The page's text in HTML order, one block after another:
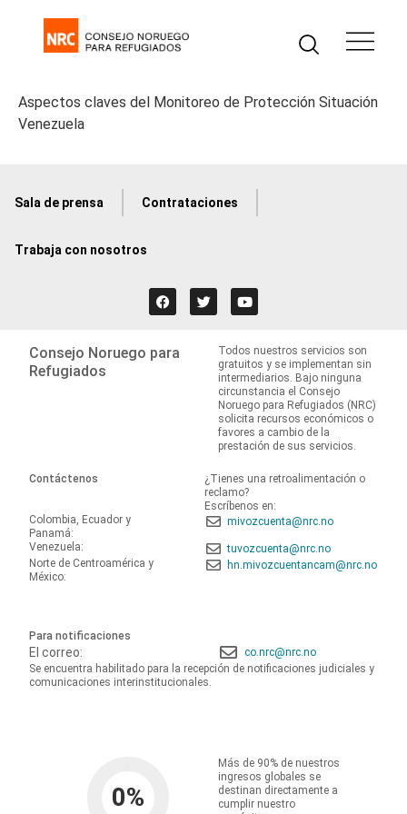
Aspectos claves del Monitoreo de Protección Situación
Venezuela
Sala de prensa Contrataciones
Trabaja con nosotros
Consejo Noruego para
Refugiados
Todos nuestros servicios son
gratuitos y se implementan sin
intermediarios. Bajo ninguna
circunstancia el Consejo
Noruego para Refugiados (NRC)
solicita recursos económicos o
favores a cambio de la
prestación de sus servicios.
Contáctenos
¿Tienes una retroalimentación o
reclamo?
Escríbenos en:
Colombia, Ecuador y
Panamá:
mivozcuenta@nrc.no
Venezuela:
tuvozcuenta@nrc.no
Norte de Centroamérica y
México:
hn.mivozcuentancam@nrc.no
Para notificaciones
El correo:
co.nrc@nrc.no
Se encuentra habilitado para la recepción de notificaciones judiciales y
comunicaciones interinstitucionales.
0%
Más de 90% de nuestros
ingresos globales se
destinan directamente a
cumplir nuestro